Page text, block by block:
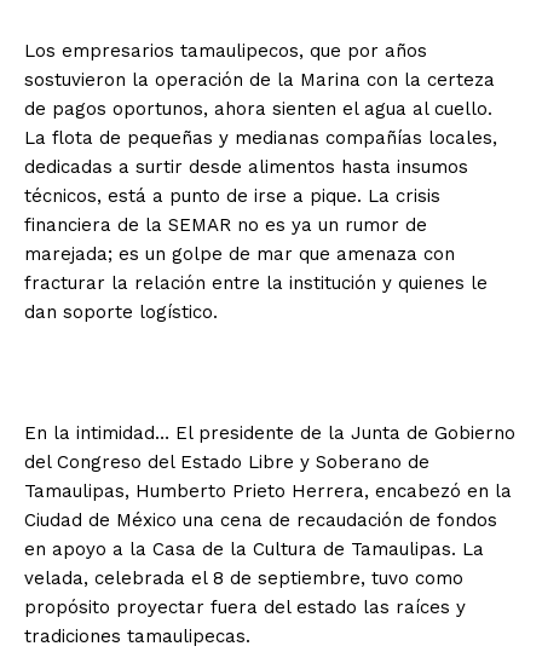
Los empresarios tamaulipecos, que por años
sostuvieron la operación de la Marina con la certeza
de pagos oportunos, ahora sienten el agua al cuello.
La flota de pequeñas y medianas compañías locales,
dedicadas a surtir desde alimentos hasta insumos
técnicos, está a punto de irse a pique. La crisis
financiera de la SEMAR no es ya un rumor de
marejada; es un golpe de mar que amenaza con
fracturar la relación entre la institución y quienes le
dan soporte logístico.
En la intimidad… El presidente de la Junta de Gobierno
del Congreso del Estado Libre y Soberano de
Tamaulipas, Humberto Prieto Herrera, encabezó en la
Ciudad de México una cena de recaudación de fondos
en apoyo a la Casa de la Cultura de Tamaulipas. La
velada, celebrada el 8 de septiembre, tuvo como
propósito proyectar fuera del estado las raíces y
tradiciones tamaulipecas.